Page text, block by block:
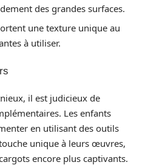
des grandes surfaces.
une texture unique au
à utiliser.
il est judicieux de
Les enfants
en utilisant des outils
unique à leurs œuvres,
encore plus captivants.